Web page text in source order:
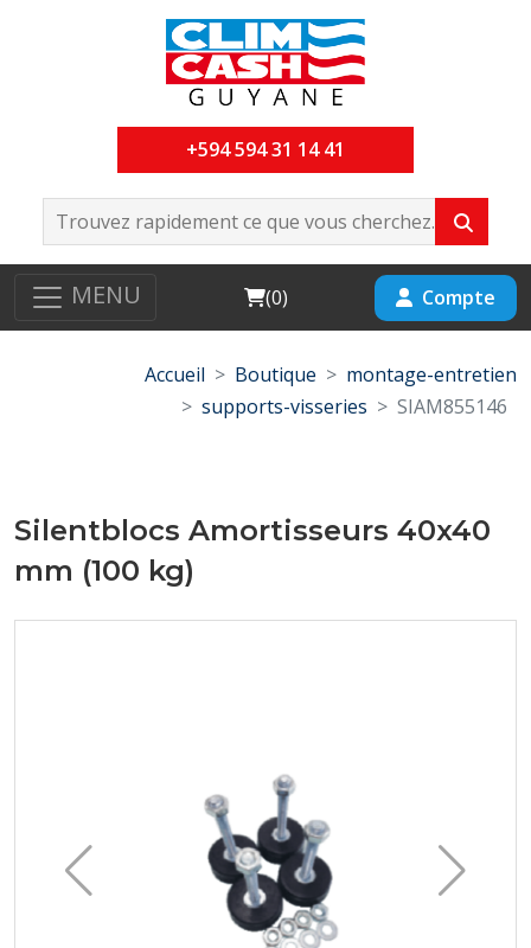
+594 594 31 14 41
MENU Cart
(0) Compte
Accueil Boutique
montage-entretien
supports-visseries
SIAM855146
Silentblocs Amortisseurs 40x40
mm (100 kg)